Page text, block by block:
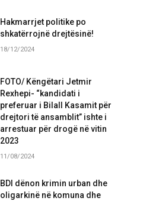
Hakmarrjet politike po
shkatërrojnë drejtësinë!
18/12/2024
FOTO/ Këngëtari Jetmir
Rexhepi- “kandidati i
preferuar i Bilall Kasamit për
drejtori të ansamblit” ishte i
arrestuar për drogë në vitin
2023
11/08/2024
BDI dënon krimin urban dhe
oligarkinë në komuna dhe